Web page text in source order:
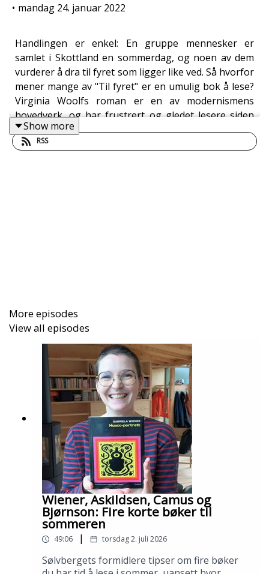
• mandag 24. januar 2022
Handlingen er enkel: En gruppe mennesker er
samlet i Skottland en sommerdag, og noen av dem
vurderer å dra til fyret som ligger like ved. Så hvorfor
mener mange av "Til fyret" er en umulig bok å lese?
Virginia Woolfs roman er en av modernismens
hovedverk, og har frustrert og gledet lesere siden
1927. --- Innspilt på Sølvberget bibliotek og
kulturhus i november 2021. Medvirkende: Tomas
Show more
RSS
More episodes
View all episodes
Wiener, Askildsen, Camus og
Bjørnson: Fire korte bøker til
sommeren
49:06 | torsdag 2. juli 2026
Sølvbergets formidlere tipser om fire bøker